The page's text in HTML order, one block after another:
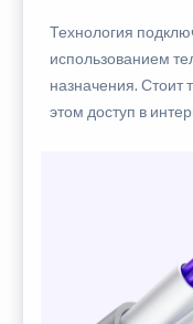
Технология
использованием
назначения. Стоит
этом доступ в